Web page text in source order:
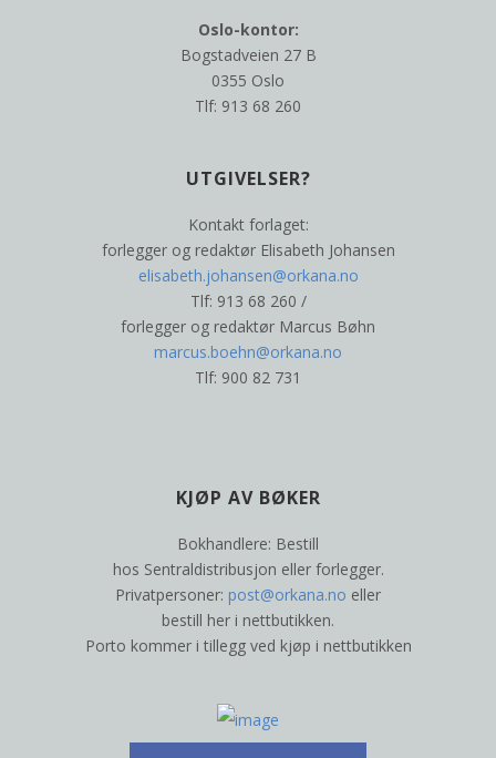
Oslo-kontor:
Bogstadveien 27 B
0355 Oslo
Tlf: 913 68 260
UTGIVELSER?
Kontakt forlaget:
forlegger og redaktør Elisabeth Johansen
elisabeth.johansen@orkana.no
Tlf: 913 68 260 /
forlegger og redaktør Marcus Bøhn
marcus.boehn@orkana.no
Tlf: 900 82 731
KJØP AV BØKER
Bokhandlere: Bestill
hos Sentraldistribusjon eller forlegger.
Privatpersoner: post@orkana.no eller
bestill her i nettbutikken.
Porto kommer i tillegg ved kjøp i nettbutikken